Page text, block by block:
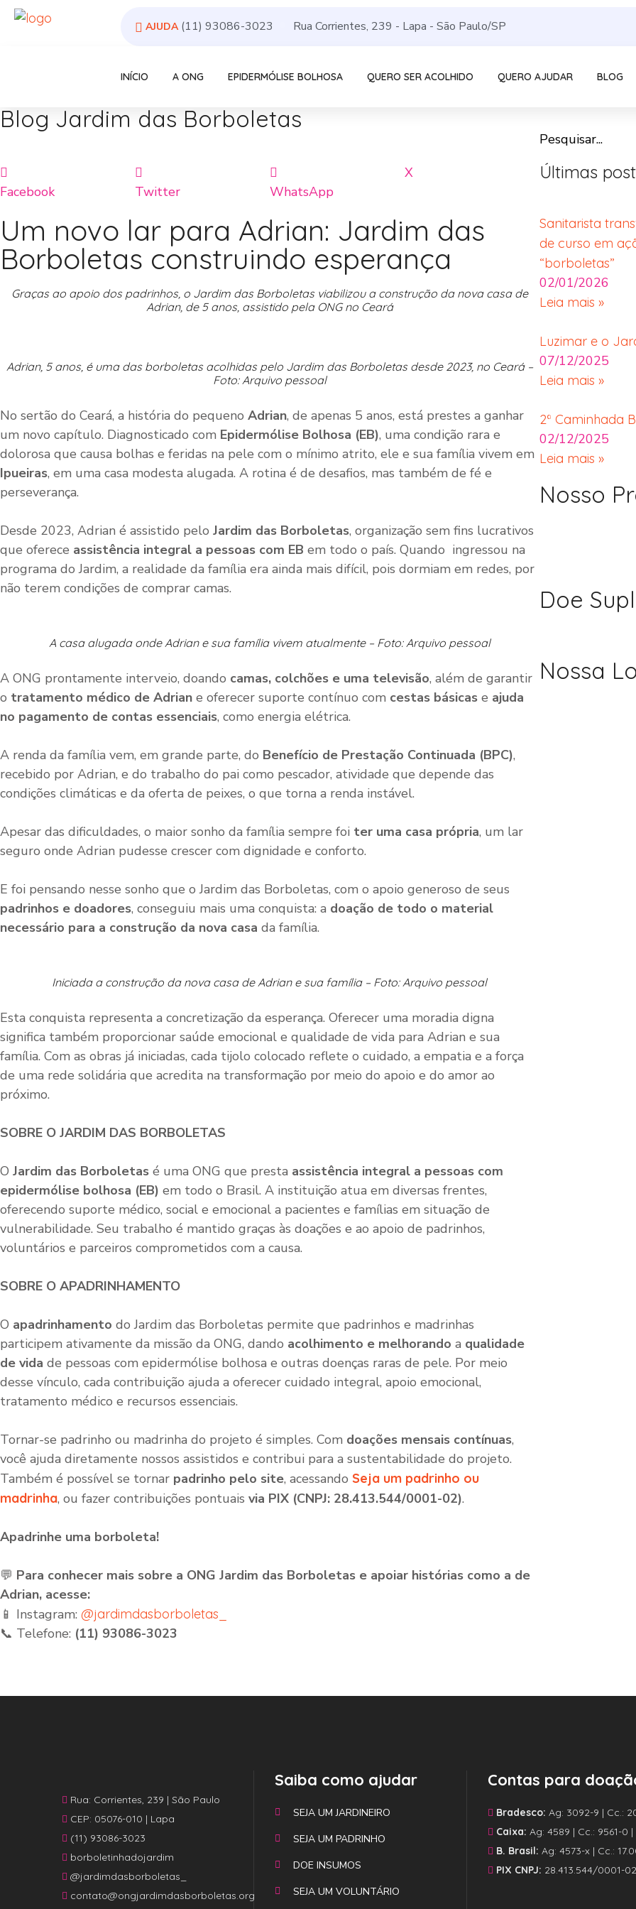
AJUDA (11) 93086-3023 Rua Corrientes, 239 - Lapa - São Paulo/SP
INÍCIO A ONG EPIDERMÓLISE BOLHOSA QUERO SER ACOLHIDO QUERO AJUDAR BLOG
Blog Jardim das Borboletas
Facebook Twitter WhatsApp
X
Um novo lar para Adrian: Jardim das
Borboletas construindo esperança
Graças ao apoio dos padrinhos, o Jardim das Borboletas viabilizou a construção da nova casa de
Adrian, de 5 anos, assistido pela ONG no Ceará
Adrian, 5 anos, é uma das borboletas acolhidas pelo Jardim das Borboletas desde 2023, no Ceará –
Foto: Arquivo pessoal
No sertão do Ceará, a história do pequeno Adrian, de apenas 5 anos, está prestes a ganhar
um novo capítulo. Diagnosticado com Epidermólise Bolhosa (EB), uma condição rara e
dolorosa que causa bolhas e feridas na pele com o mínimo atrito, ele e sua família vivem em
Ipueiras, em uma casa modesta alugada. A rotina é de desafios, mas também de fé e
perseverança.
Desde 2023, Adrian é assistido pelo Jardim das Borboletas, organização sem fins lucrativos
que oferece assistência integral a pessoas com EB em todo o país. Quando ingressou na
programa do Jardim, a realidade da família era ainda mais difícil, pois dormiam em redes, por
não terem condições de comprar camas.
A casa alugada onde Adrian e sua família vivem atualmente – Foto: Arquivo pessoal
A ONG prontamente interveio, doando camas, colchões e uma televisão, além de garantir
o tratamento médico de Adrian e oferecer suporte contínuo com cestas básicas e ajuda
no pagamento de contas essenciais, como energia elétrica.
A renda da família vem, em grande parte, do Benefício de Prestação Continuada (BPC),
recebido por Adrian, e do trabalho do pai como pescador, atividade que depende das
condições climáticas e da oferta de peixes, o que torna a renda instável.
Apesar das dificuldades, o maior sonho da família sempre foi ter uma casa própria, um lar
seguro onde Adrian pudesse crescer com dignidade e conforto.
E foi pensando nesse sonho que o Jardim das Borboletas, com o apoio generoso de seus
padrinhos e doadores, conseguiu mais uma conquista: a doação de todo o material
necessário para a construção da nova casa da família.
Iniciada a construção da nova casa de Adrian e sua família – Foto: Arquivo pessoal
Esta conquista representa a concretização da esperança. Oferecer uma moradia digna
significa também proporcionar saúde emocional e qualidade de vida para Adrian e sua
família. Com as obras já iniciadas, cada tijolo colocado reflete o cuidado, a empatia e a força
de uma rede solidária que acredita na transformação por meio do apoio e do amor ao
próximo.
SOBRE O JARDIM DAS BORBOLETAS
O Jardim das Borboletas é uma ONG que presta assistência integral a pessoas com
epidermólise bolhosa (EB) em todo o Brasil. A instituição atua em diversas frentes,
oferecendo suporte médico, social e emocional a pacientes e famílias em situação de
vulnerabilidade. Seu trabalho é mantido graças às doações e ao apoio de padrinhos,
voluntários e parceiros comprometidos com a causa.
SOBRE O APADRINHAMENTO
O apadrinhamento do Jardim das Borboletas permite que padrinhos e madrinhas
participem ativamente da missão da ONG, dando acolhimento e melhorando a qualidade
de vida de pessoas com epidermólise bolhosa e outras doenças raras de pele. Por meio
desse vínculo, cada contribuição ajuda a oferecer cuidado integral, apoio emocional,
tratamento médico e recursos essenciais.
Tornar-se padrinho ou madrinha do projeto é simples. Com doações mensais contínuas,
você ajuda diretamente nossos assistidos e contribui para a sustentabilidade do projeto.
Também é possível se tornar padrinho pelo site, acessando Seja um padrinho ou
madrinha, ou fazer contribuições pontuais via PIX (CNPJ: 28.413.544/0001-02).
Apadrinhe uma borboleta!
💬 Para conhecer mais sobre a ONG Jardim das Borboletas e apoiar histórias como a de
Adrian, acesse:
📱 Instagram: @jardimdasborboletas_
📞 Telefone: (11) 93086-3023
Últimas
Sanitarista
de curso em
“borboletas”
02/01/2026
Leia mais »
Luzimar e o
07/12/2025
Leia mais »
2ª Caminhada
02/12/2025
Leia mais »
Nosso
Doe
Nossa
Rua: Corrientes, 239 | São Paulo
CEP: 05076-010 | Lapa
(11) 93086-3023
borboletinhadojardim
@jardimdasborboletas_
contato@ongjardimdasborboletas.org
Saiba como ajudar
SEJA UM JARDINEIRO
SEJA UM PADRINHO
DOE INSUMOS
SEJA UM VOLUNTÁRIO
Contas para
Bradesco: Ag: 3092-9 | Cc.:
Caixa: Ag: 4589 | Cc.: 9561-0 |
B. Brasil: Ag: 4573-x | Cc.:
PIX CNPJ: 28.413.544/0001-02